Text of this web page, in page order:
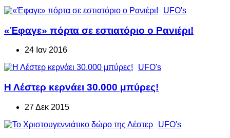
UFO's
«Έφαγε» πόρτα σε εστιατόριο ο Ρανιέρι!
24 Ιαν 2016
UFO's
Η Λέστερ κερνάει 30.000 μπύρες!
27 Δεκ 2015
UFO's